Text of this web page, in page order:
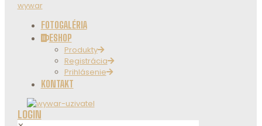
FOTOGALÉRIA
ESHOP
Produkty
Registrácia
Prihlásenie
KONTAKT
LOGIN